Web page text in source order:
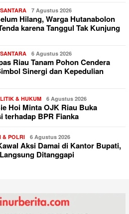
7 Agustus 2026
Hilang, Warga Hutanabolon
karena Tanggul Tak Kunjung
6 Agustus 2026
Riau Tanam Pohon Cendera
Sinergi dan Kepedulian
& HUKUM 6 Agustus 2026
Hoi Minta OJK Riau Buka
terhadap BPR Fianka
& POLRI 6 Agustus 2026
Aksi Damai di Kantor Bupati,
Ditanggapi